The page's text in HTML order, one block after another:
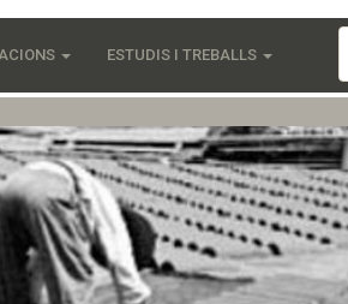
ESTUDIS I TREBALLS